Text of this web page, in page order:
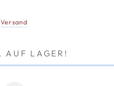
Versand
AUF LAGER!